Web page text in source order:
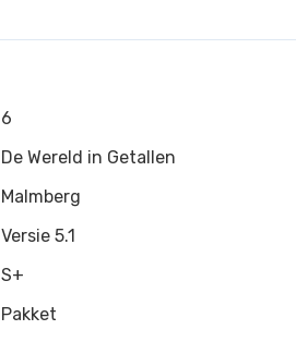
6
De Wereld in Getallen
Malmberg
Versie 5.1
S+
Pakket